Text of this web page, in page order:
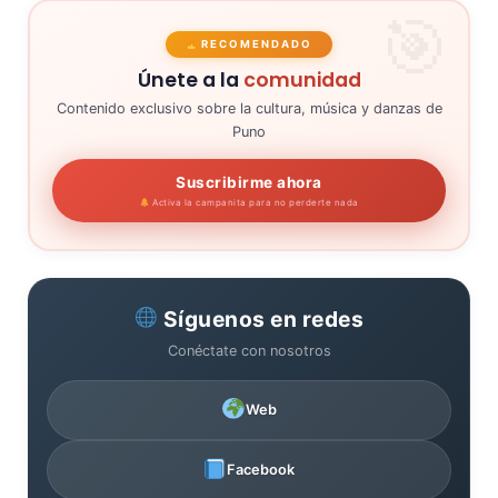
RECOMENDADO
Únete a la comunidad
Contenido exclusivo sobre la cultura, música y danzas de
Puno
Suscribirme ahora
Activa la campanita para no perderte nada
Síguenos en redes
Conéctate con nosotros
Web
Facebook